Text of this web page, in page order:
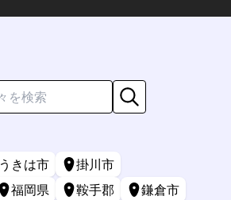
うきは市
掛川市
福岡県 鞍手郡
鎌倉市